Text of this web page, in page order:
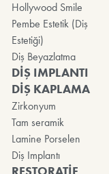
Hollywood Smile
Pembe Estetik (Diş
Estetiği)
Diş Beyazlatma
DİŞ IMPLANTI
DİŞ KAPLAMA
Zirkonyum
Tam seramik
Lamine Porselen
Diş Implantı